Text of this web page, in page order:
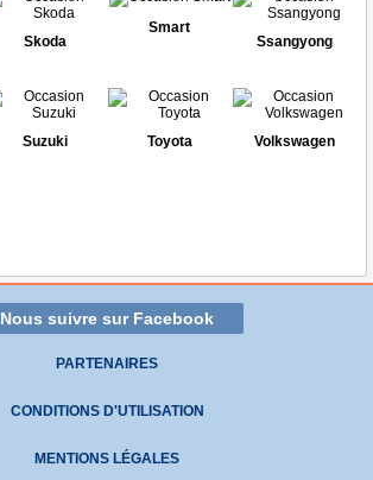
Skoda
Smart
Ssangyong
Suzuki Toyota Volkswagen
Nous suivre sur Facebook
PARTENAIRES
CONDITIONS D'UTILISATION
MENTIONS LÉGALES